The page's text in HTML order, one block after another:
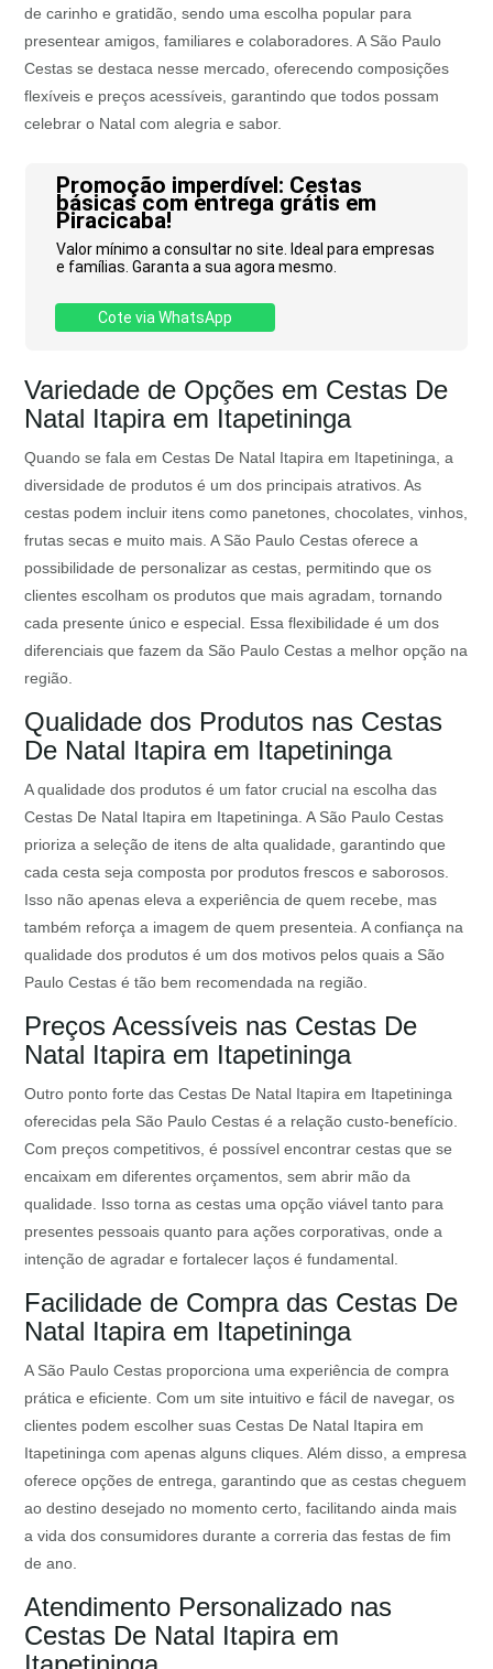
de carinho e gratidão, sendo uma escolha popular para
presentear amigos, familiares e colaboradores. A São Paulo
Cestas se destaca nesse mercado, oferecendo composições
flexíveis e preços acessíveis, garantindo que todos possam
celebrar o Natal com alegria e sabor.
Promoção imperdível: Cestas
básicas com entrega grátis em
Piracicaba!
Valor mínimo a consultar no site. Ideal para empresas
e famílias. Garanta a sua agora mesmo.
Cote via WhatsApp
Variedade de Opções em Cestas De
Natal Itapira em Itapetininga
Quando se fala em Cestas De Natal Itapira em Itapetininga, a
diversidade de produtos é um dos principais atrativos. As
cestas podem incluir itens como panetones, chocolates, vinhos,
frutas secas e muito mais. A São Paulo Cestas oferece a
possibilidade de personalizar as cestas, permitindo que os
clientes escolham os produtos que mais agradam, tornando
cada presente único e especial. Essa flexibilidade é um dos
diferenciais que fazem da São Paulo Cestas a melhor opção na
região.
Qualidade dos Produtos nas Cestas
De Natal Itapira em Itapetininga
A qualidade dos produtos é um fator crucial na escolha das
Cestas De Natal Itapira em Itapetininga. A São Paulo Cestas
prioriza a seleção de itens de alta qualidade, garantindo que
cada cesta seja composta por produtos frescos e saborosos.
Isso não apenas eleva a experiência de quem recebe, mas
também reforça a imagem de quem presenteia. A confiança na
qualidade dos produtos é um dos motivos pelos quais a São
Paulo Cestas é tão bem recomendada na região.
Preços Acessíveis nas Cestas De
Natal Itapira em Itapetininga
Outro ponto forte das Cestas De Natal Itapira em Itapetininga
oferecidas pela São Paulo Cestas é a relação custo-benefício.
Com preços competitivos, é possível encontrar cestas que se
encaixam em diferentes orçamentos, sem abrir mão da
qualidade. Isso torna as cestas uma opção viável tanto para
presentes pessoais quanto para ações corporativas, onde a
intenção de agradar e fortalecer laços é fundamental.
Facilidade de Compra das Cestas De
Natal Itapira em Itapetininga
A São Paulo Cestas proporciona uma experiência de compra
prática e eficiente. Com um site intuitivo e fácil de navegar, os
clientes podem escolher suas Cestas De Natal Itapira em
Itapetininga com apenas alguns cliques. Além disso, a empresa
oferece opções de entrega, garantindo que as cestas cheguem
ao destino desejado no momento certo, facilitando ainda mais
a vida dos consumidores durante a correria das festas de fim
de ano.
Atendimento Personalizado nas
Cestas De Natal Itapira em